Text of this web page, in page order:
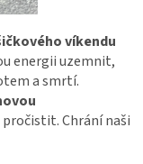
víkendu
energii uzemnit,
a smrtí.
Chrání naši